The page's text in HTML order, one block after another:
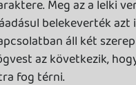
2015.12.28 20:17:32
2015.12.29 12:57:13 #062ho
Az igen!